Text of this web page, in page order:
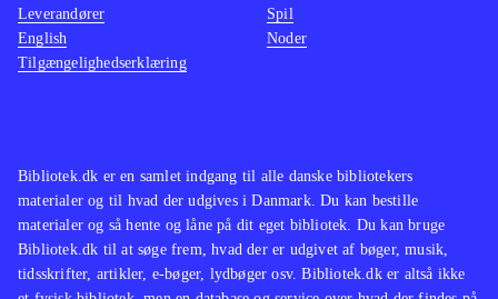
Bibliotek.dk er en samlet indgang til alle danske bibliotekers
materialer og til hvad der udgives i Danmark. Du kan bestille
materialer og så hente og låne på dit eget bibliotek. Du kan bruge
Bibliotek.dk til at søge frem, hvad der er udgivet af bøger, musik,
tidsskrifter, artikler, e-bøger, lydbøger osv. Bibliotek.dk er altså ikke
Leverandører
English
Tilgængelighedserklæring
Spil
Noder